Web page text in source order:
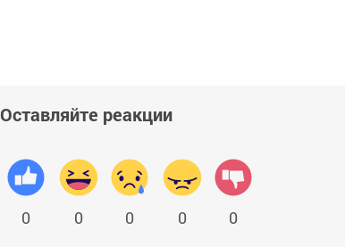
Оставляйте реакции
0 0 0 0 0